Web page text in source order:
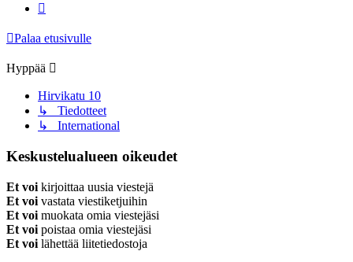
Palaa etusivulle
Hyppää
Hirvikatu 10
↳ Tiedotteet
↳ International
Keskustelualueen oikeudet
Et voi kirjoittaa uusia viestejä
Et voi vastata viestiketjuihin
Et voi muokata omia viestejäsi
Et voi poistaa omia viestejäsi
Et voi lähettää liitetiedostoja